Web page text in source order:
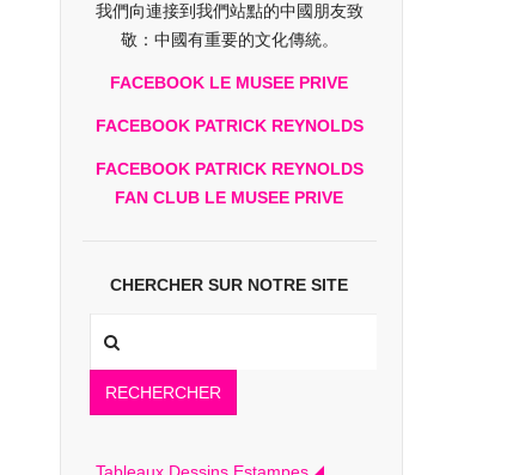
我們向連接到我們站點的中國朋友致
敬：中國有重要的文化傳統。
FACEBOOK LE MUSEE PRIVE
FACEBOOK PATRICK REYNOLDS
FACEBOOK PATRICK REYNOLDS
FAN CLUB LE MUSEE PRIVE
CHERCHER SUR NOTRE SITE
RECHERCHER